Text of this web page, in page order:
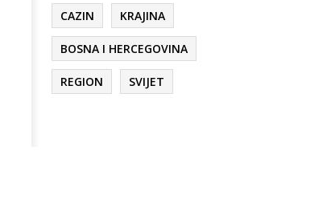
CAZIN KRAJINA
BOSNA I HERCEGOVINA
REGION SVIJET